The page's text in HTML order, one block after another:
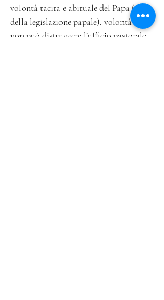
volontà tacita e abituale del Papa (o
della legislazione papale), volontà che
non può distruggere l’ufficio pastorale